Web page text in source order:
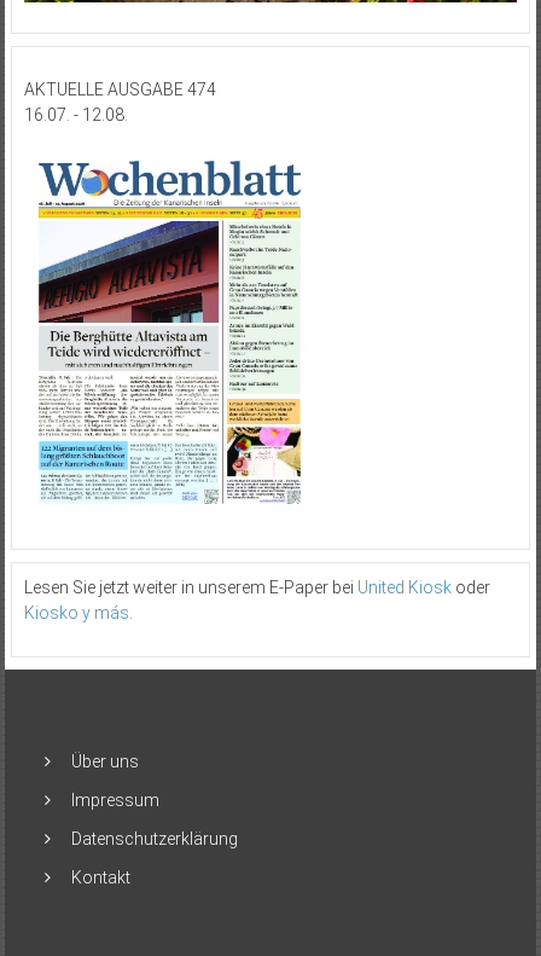
AKTUELLE AUSGABE 474
16.07. - 12.08.
Lesen Sie jetzt weiter in unserem E-Paper bei United Kioskoder
Kiosko y más
Über uns
Impressum
Datenschutzerklärung
Kontakt